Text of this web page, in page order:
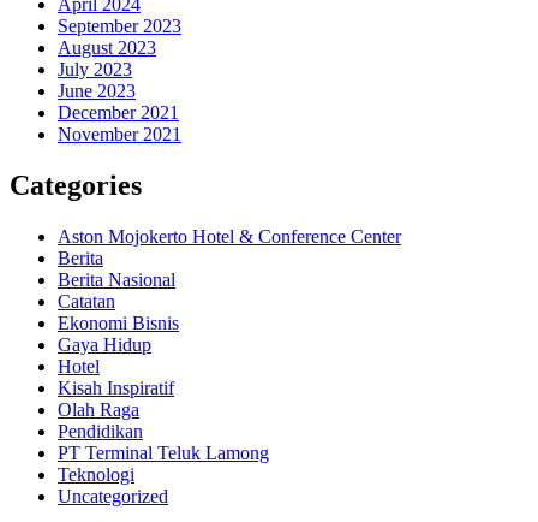
April 2024
September 2023
August 2023
July 2023
June 2023
December 2021
November 2021
Categories
Aston Mojokerto Hotel & Conference Center
Berita
Berita Nasional
Catatan
Ekonomi Bisnis
Gaya Hidup
Hotel
Kisah Inspiratif
Olah Raga
Pendidikan
PT Terminal Teluk Lamong
Teknologi
Uncategorized